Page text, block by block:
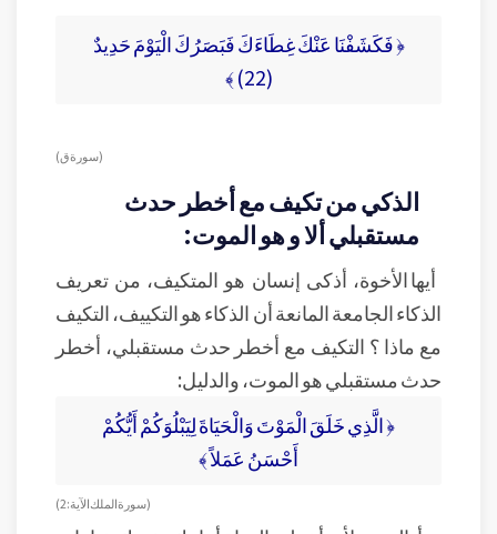
﴿ فَكَشَفْنَا عَنْكَ غِطَاءَكَ فَبَصَرُكَ الْيَوْمَ حَدِيدٌ
(22) ﴾
( سورة ق )
الذكي من تكيف مع أخطر حدث
مستقبلي ألا و هو الموت:
أيها الأخوة، أذكى إنسان هو المتكيف، من تعريف
الذكاء الجامعة المانعة أن الذكاء هو التكييف، التكيف
مع ماذا ؟ التكيف مع أخطر حدث مستقبلي، أخطر
حدث مستقبلي هو الموت، والدليل:
﴿ الَّذِي خَلَقَ الْمَوْتَ وَالْحَيَاةَ لِيَبْلُوَكُمْ أَيُّكُمْ
أَحْسَنُ عَمَلاً ﴾
( سورة الملك الآية: 2 )